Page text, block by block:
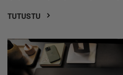
TUTUSTU